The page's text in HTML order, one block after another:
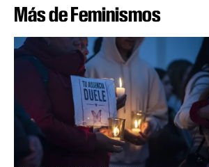
Más de Feminismos